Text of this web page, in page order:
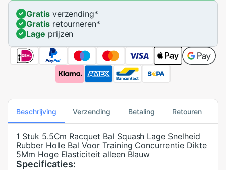
Gratisverzending*
Gratisretourneren*
Lage prijzen
Beschrijving Verzending Betaling Retouren
1 Stuk 5.5Cm Racquet Bal Squash Lage Snelheid
Rubber Holle Bal Voor Training Concurrentie Dikte
5Mm Hoge Elasticiteit alleen Blauw
Specificaties: